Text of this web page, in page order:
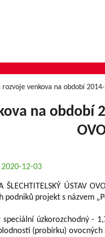
venkova na období
na období
12-03
ŠLECHTITELSKÝ ÚSTAV
podniků projekt s názvem
úzkorozchodný -
(probírku)